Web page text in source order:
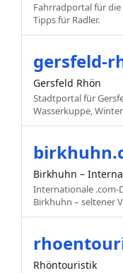
Fahrradportal für die
Tipps für Radler.
gersfeld-
Gersfeld Rhön
Stadtportal für
Wasserkuppe,
Birkhuhn –
Internationale .com-
Birkhuhn – seltener
Rhöntouristik